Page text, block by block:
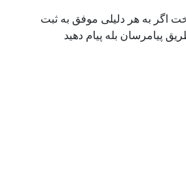
اگر به هر دلیلی موفق به ثبت
پیامرسان بله پیام دهید